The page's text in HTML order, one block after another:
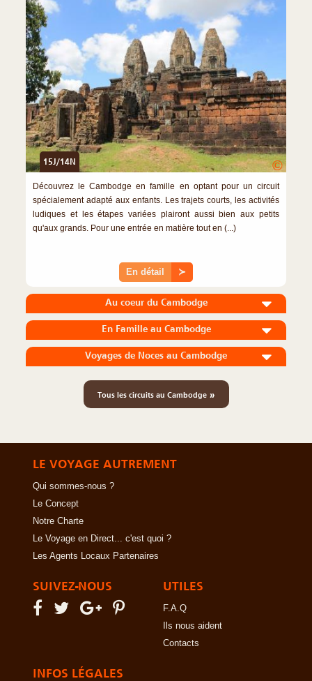
15J/14N ©
Découvrez le Cambodge en famille en optant pour un circuit
spécialement adapté aux enfants. Les trajets courts, les activités
ludiques et les étapes variées plairont aussi bien aux petits
qu'aux grands. Pour une entrée en matière tout en (...)
En détail ≻
Au coeur du Cambodge
En Famille au Cambodge
Voyages de Noces au Cambodge
Tous les circuits au Cambodge»
LE VOYAGE AUTREMENT
Qui sommes-nous ?
Le Concept
Notre Charte
Le Voyage en Direct... c'est quoi ?
Les Agents Locaux Partenaires
SUIVEZ-NOUS UTILES
F.A.Q
Ils nous aident
Contacts
INFOS LÉGALES